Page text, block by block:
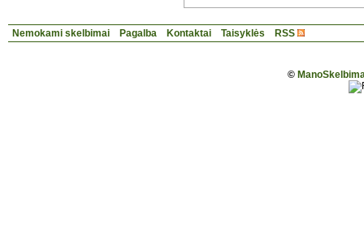
Nemokami skelbimai Pagalba Kontaktai Taisyklės RSS
©